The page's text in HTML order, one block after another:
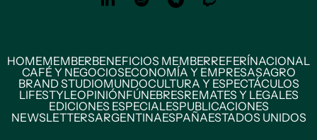
HOMEMEMBERBENEFICIOS MEMBERREFERÍNACIONAL
CAFÉ Y NEGOCIOSECONOMÍA Y EMPRESASAGRO
BRAND STUDIOMUNDOCULTURA Y ESPECTÁCULOS
LIFESTYLEOPINIÓNFÚNEBRESREMATES Y LEGALES
EDICIONES ESPECIALESPUBLICACIONES
NEWSLETTERSARGENTINAESPAÑAESTADOS UNIDOS